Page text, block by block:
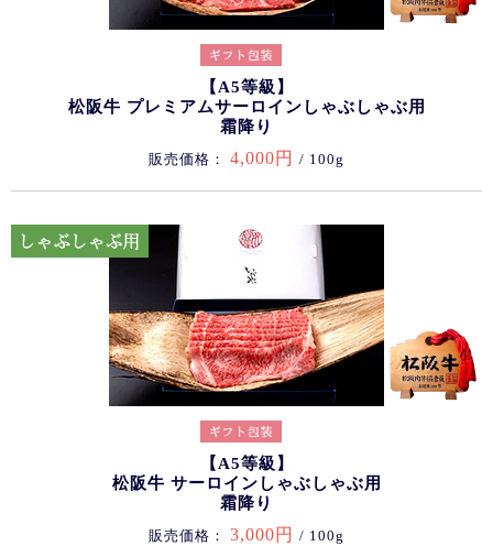
【A5等級】
松阪牛 プレミアムサーロインしゃぶしゃぶ用
霜降り
販売価格： 4,000円 / 100g
【A5等級】
松阪牛 サーロインしゃぶしゃぶ用
霜降り
販売価格： 3,000円 / 100g